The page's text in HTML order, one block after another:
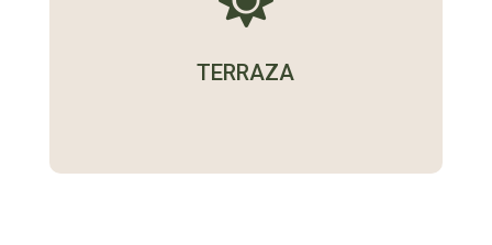
TERRAZA